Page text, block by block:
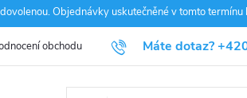
Objednávky uskutečněné v tomto
Máte dotaz?
obchodu Blog